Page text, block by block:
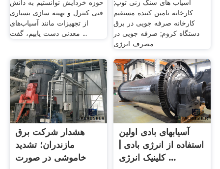
حوزه خردایش توانستیم به دانش
فنی کنترل و بهینه سازی بسیاری
از تجهیزات مانند آسیاب‌های
معدنی دست یابیم، گفت ...
آسیاب های سنگ زنی توپ;
کارخانه تامین کننده مستقیم
کارخانه صرفه جویی در برق
دستگاه کروم; صرفه جویی در
مصرف انرژی
هشدار شرکت برق
مازندران؛ تشدید
خاموشی در صورت
آسیابهای بادی اولین
استفاده از انرژی بادی |
کلینیک انرژی ...